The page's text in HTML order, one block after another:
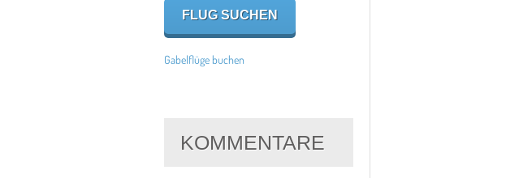
Gabelflüge buchen
KOMMENTARE